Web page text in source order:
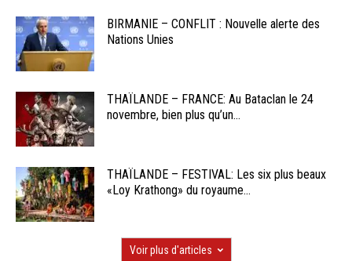
BIRMANIE – CONFLIT : Nouvelle alerte des
Nations Unies
THAÏLANDE – FRANCE: Au Bataclan le 24
novembre, bien plus qu’un...
THAÏLANDE – FESTIVAL: Les six plus beaux
«Loy Krathong» du royaume...
Voir plus d'articles